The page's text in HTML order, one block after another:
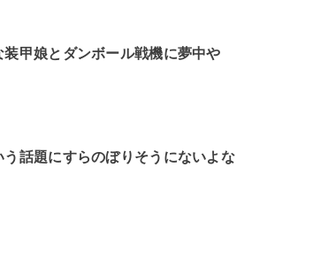
甲娘とダンボール戦機に夢中や
話題にすらのぼりそうにないよな